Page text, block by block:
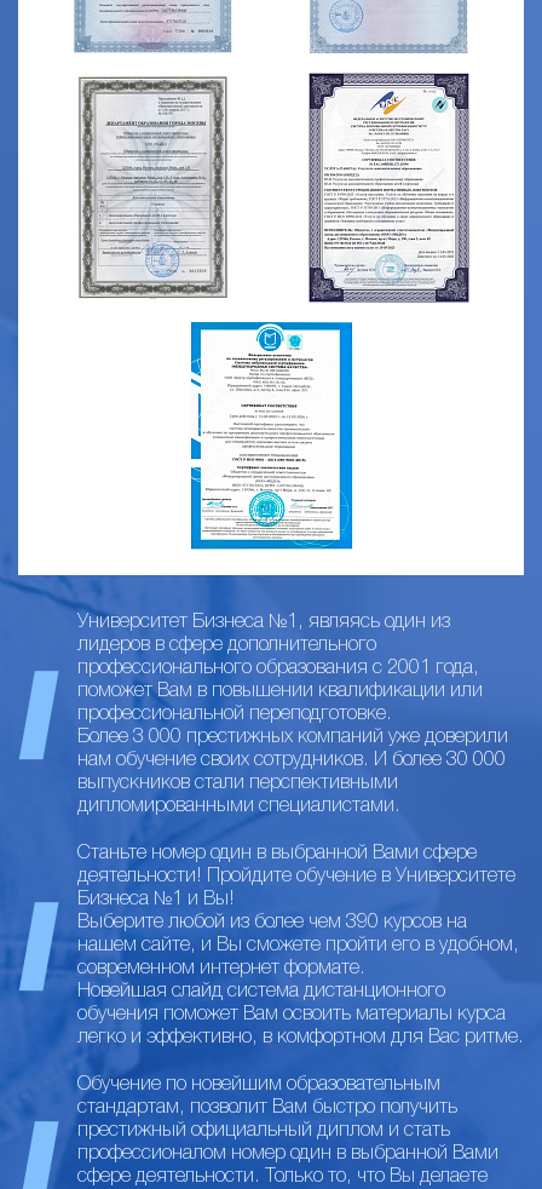
Университет Бизнеса №1, являясь один из
лидеров в сфере дополнительного
профессионального образования с 2001 года,
поможет Вам в повышении квалификации или
профессиональной переподготовке.
Более 3 000 престижных компаний уже доверили
нам обучение своих сотрудников. И более 30 000
выпускников стали перспективными
дипломированными специалистами.
Станьте номер один в выбранной Вами сфере
деятельности! Пройдите обучение в Университете
Бизнеса №1 и Вы!
Выберите любой из более чем 390 курсов на
нашем сайте, и Вы сможете пройти его в удобном,
современном интернет формате.
Новейшая слайд система дистанционного
обучения поможет Вам освоить материалы курса
легко и эффективно, в комфортном для Вас ритме.
Обучение по новейшим образовательным
стандартам, позволит Вам быстро получить
престижный официальный диплом и стать
профессионалом номер один в выбранной Вами
сфере деятельности. Только то, что Вы делаете